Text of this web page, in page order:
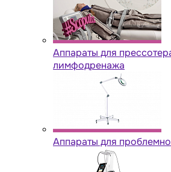
Аппараты для
лимфодренажа
Аппараты для